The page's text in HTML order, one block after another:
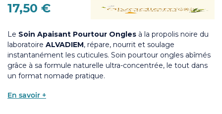
17,50 €
Le Soin Apaisant Pourtour Ongles à la propolis noire du
laboratoire ALVADIEM, répare, nourrit et soulage
instantanément les cuticules. Soin pourtour ongles abîmés
grâce à sa formule naturelle ultra-concentrée, le tout dans
un format nomade pratique.
En savoir +